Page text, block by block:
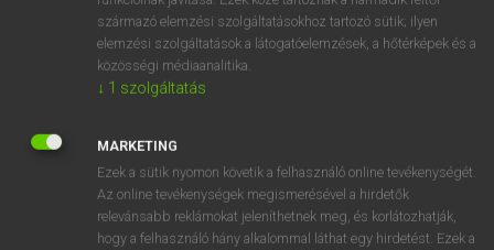
OOOOPS!
SZOTAR.NET APPLIKÁCIÓ
származó elemzési szolgáltatásokhoz tartozó sütik; ilyen
elemzési szolgáltatások a látogatóelemzések, a hőtérképek és a
közösségi médiaanalitika.
↓ 1 szolgáltatás
MARKETING
Ezek a sütik nyomon követik a felhasználó online tevékenységét.
Az online tevékenységek megismerésével a hirdetők
relevánsabb reklámokat jeleníthetnek meg, és korlátozhatják,
hogy a felhasználó hány alkalommal láthat egy hirdetést. Ezek a